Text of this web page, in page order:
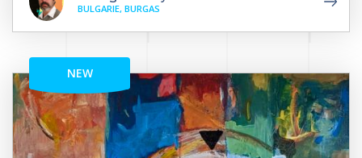
BULGARIE, BURGAS
NEW